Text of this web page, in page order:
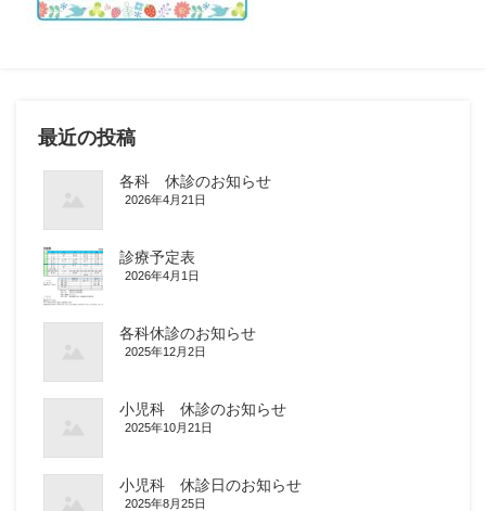
最近の投稿
各科 休診のお知らせ
2026年4月21日
診療予定表
2026年4月1日
各科休診のお知らせ
2025年12月2日
小児科 休診のお知らせ
2025年10月21日
小児科 休診日のお知らせ
2025年8月25日